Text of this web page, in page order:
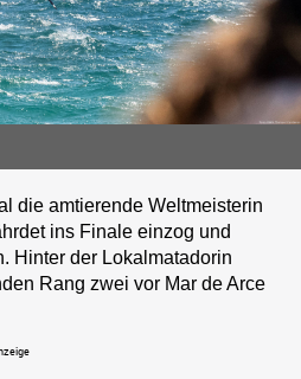
die amtierende Weltmeisterin
ins Finale einzog und
Hinter der Lokalmatadorin
Rang zwei vor Mar de Arce